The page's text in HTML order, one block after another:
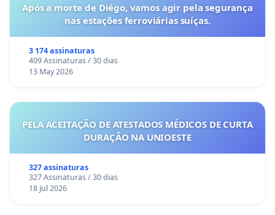
Após a morte de Diégo, vamos agir pela segurança
nas estações ferroviárias suíças.
3 174 assinaturas
409 Assinaturas / 30 dias
13 May 2026
PELA ACEITAÇÃO DE ATESTADOS MÉDICOS DE CURTA
DURAÇÃO NA UNIOESTE
327 assinaturas
327 Assinaturas / 30 dias
18 Jul 2026